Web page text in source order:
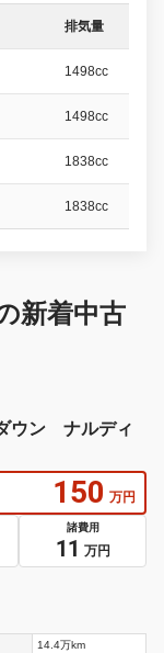
排気量
1498cc
1498cc
1838cc
1838cc
新着中古
ウン ナルディ
150 万円
諸費用
11 万円
14.4万km